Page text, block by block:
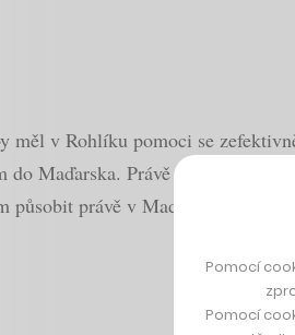
měl v Rohlíku pomoci se
do Maďarska. Právě zakladatel
působit právě v Maďarsku.
Tak jsme
Pomocí
Pomocí